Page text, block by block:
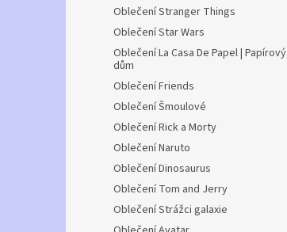
Oblečení Stranger Things
Oblečení Star Wars
Oblečení La Casa De Papel | Papírový
dům
Oblečení Friends
Oblečení Šmoulové
Oblečení Rick a Morty
Oblečení Naruto
Oblečení Dinosaurus
Oblečení Tom and Jerry
Oblečení Strážci galaxie